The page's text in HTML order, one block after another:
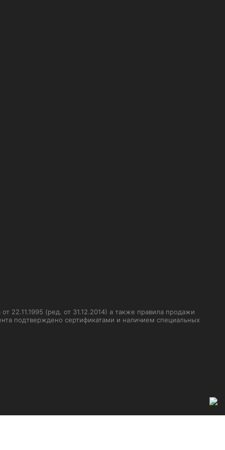
22.11.1995 (ред. от 31.12.2014) а также правила продажи
подтверждено сертификатами и наличием специальных